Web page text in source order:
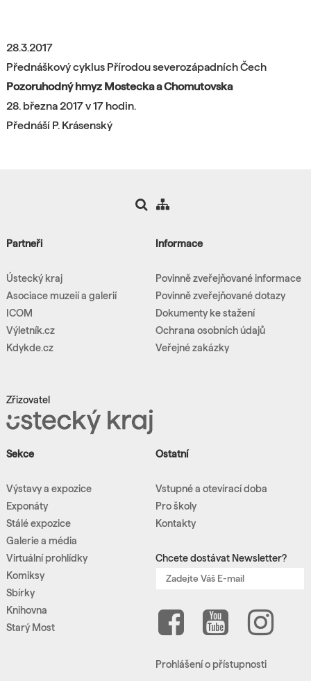
28.3.2017
Přednáškový cyklus Přírodou severozápadních Čech
Pozoruhodný hmyz Mostecka a Chomutovska
28. března 2017 v 17 hodin.
Přednáší P. Krásenský
Partneři
Ústecký kraj
Asociace muzeií a galerií
ICOM
Výletník.cz
Kdykde.cz
Zřizovatel
Informace
Povinně zveřejňované informace
Povinně zveřejňované dotazy
Dokumenty ke stažení
Ochrana osobních údajů
Veřejné zakázky
Sekce
Výstavy a expozice
Exponáty
Stálé expozice
Galerie a média
Virtuální prohlídky
Komiksy
Sbírky
Knihovna
Starý Most
Ostatní
Vstupné a otevírací doba
Pro školy
Kontakty
Chcete dostávat Newsletter?
Prohlášení o přístupnosti